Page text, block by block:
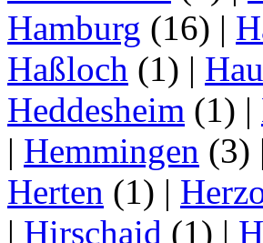
Hamburg (16) |
Haßloch (1) |
Heddesheim (1) |
| Hemmingen (3) |
Herten (1) |
| Hirschaid (1) |